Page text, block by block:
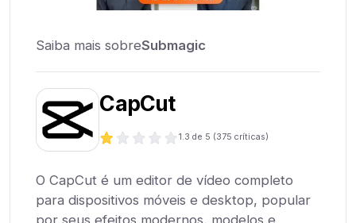
Saiba mais sobreSubmagic
CapCut
1.3 de 5 (375 críticas)
O CapCut é um editor de vídeo completo
para dispositivos móveis e desktop, popular
por seus efeitos modernos, modelos e